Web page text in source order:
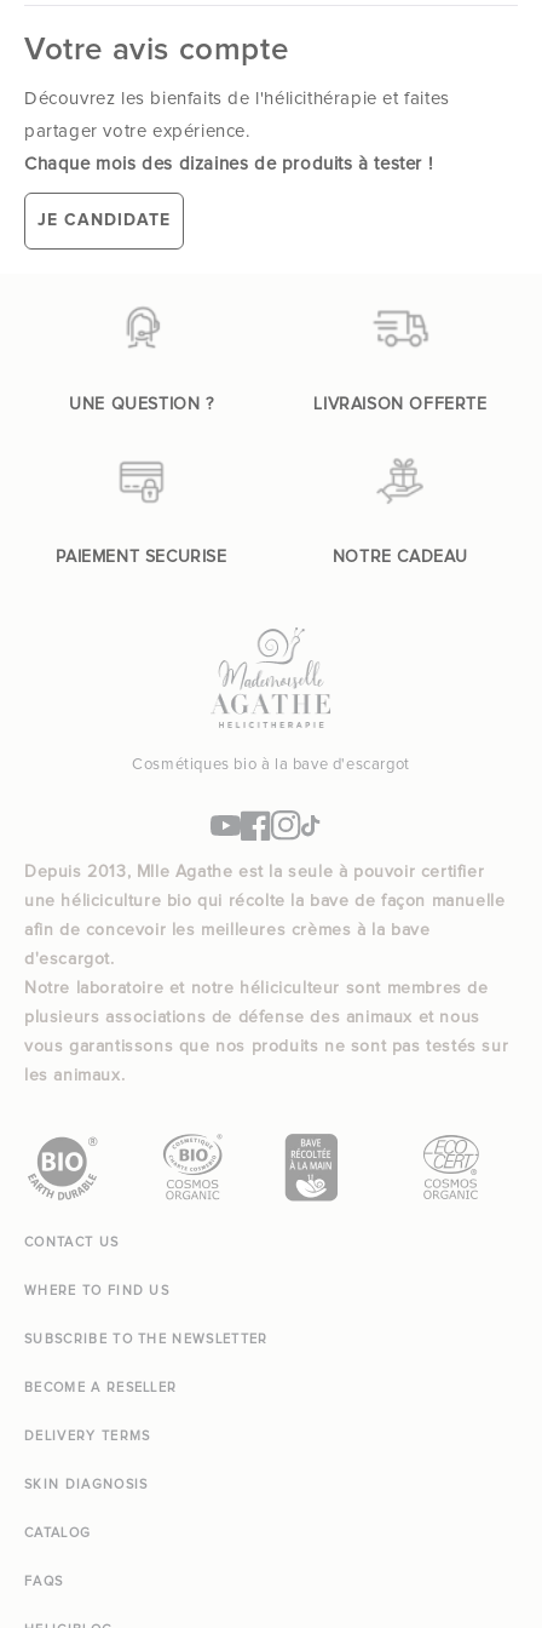
Votre avis compte
Découvrez les bienfaits de l'hélicithérapie et faites
partager votre expérience.
Chaque mois des dizaines de produits à tester !
JE CANDIDATE
UNE QUESTION ? LIVRAISON OFFERTE
PAIEMENT SECURISE NOTRE CADEAU
Cosmétiques bio à la bave d'escargot
YouTube
Facebook
Instagram
TikTok
Depuis 2013, Mlle Agathe est la seule à pouvoir certifier
une héliciculture bio qui récolte la bave de façon manuelle
afin de concevoir les meilleures crèmes à la bave
d'escargot.
Notre laboratoire et notre héliciculteur sont membres de
plusieurs associations de défense des animaux et nous
vous garantissons que nos produits ne sont pas testés sur
les animaux.
CONTACT US
WHERE TO FIND US
SUBSCRIBE TO THE NEWSLETTER
BECOME A RESELLER
DELIVERY TERMS
SKIN DIAGNOSIS
CATALOG
FAQS